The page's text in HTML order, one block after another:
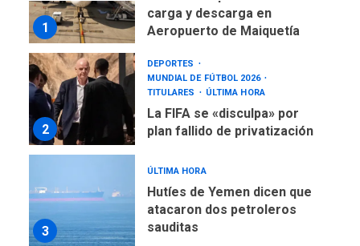
1
carga y descarga en
Aeropuerto de Maiquetía
2
DEPORTES
MUNDIAL DE FÚTBOL 2026
TITULARES
ÚLTIMA HORA
La FIFA se «disculpa» por
plan fallido de privatización
3
ÚLTIMA HORA
Hutíes de Yemen dicen que
atacaron dos petroleros
sauditas